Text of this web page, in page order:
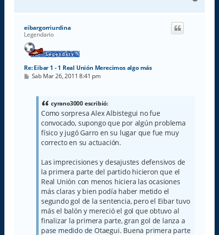
r
eibargorriurdina
Legendario
Re: Eibar 1 - 1 Real Unión Merecimos algo más
M
Sab Mar 26, 2011 8:41 pm
cyrano3000 escribió:
Como sorpresa Alex Albistegui no fue
convocado, supongo que por algún problema
físico y jugó Garro en su lugar que fue muy
correcto en su actuación.
Las imprecisiones y desajustes defensivos de
la primera parte del partido hicieron que el
Real Unión con menos hiciera las ocasiones
más claras y bien podía haber metido el
segundo gol de la sentencia, pero el Eibar tuvo
más el balón y mereció el gol que obtuvo al
finalizar la primera parte, gran gol de lanza a
pase medido de Otaegui. Buena primera parte